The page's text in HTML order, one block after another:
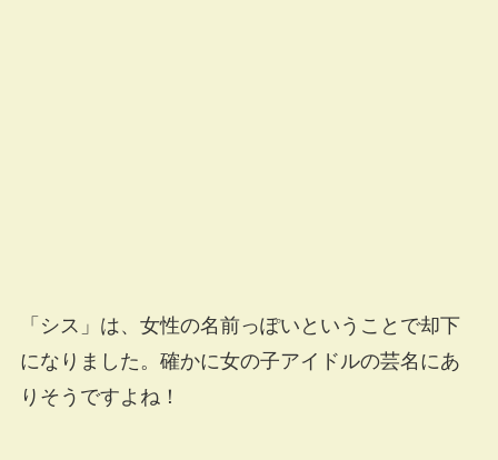
「シス」は、女性の名前っぽいということで却下
になりました。確かに女の子アイドルの芸名にあ
りそうですよね！